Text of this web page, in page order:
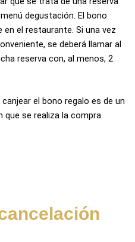
degustación. El bono
el restaurante. Si una vez
se deberá llamar al
reserva con, al menos, 2
el bono regalo es de un
se realiza la compra.